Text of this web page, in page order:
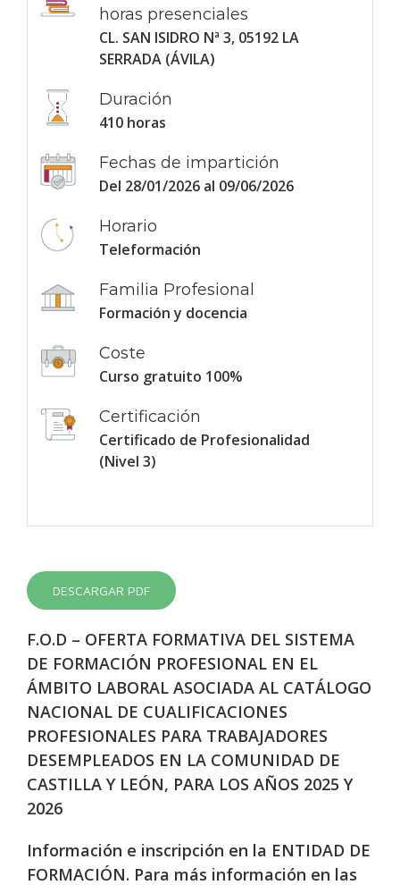
horas presenciales
CL. SAN ISIDRO Nª 3, 05192 LA
SERRADA (ÁVILA)
Duración
410 horas
Fechas de impartición
Del 28/01/2026 al 09/06/2026
Horario
Teleformación
Familia Profesional
Formación y docencia
Coste
Curso gratuito 100%
Certificación
Certificado de Profesionalidad
(Nivel 3)
DESCARGAR PDF
F.O.D – OFERTA FORMATIVA DEL SISTEMA
DE FORMACIÓN PROFESIONAL EN EL
ÁMBITO LABORAL ASOCIADA AL CATÁLOGO
NACIONAL DE CUALIFICACIONES
PROFESIONALES PARA TRABAJADORES
DESEMPLEADOS EN LA COMUNIDAD DE
CASTILLA Y LEÓN, PARA LOS AÑOS 2025 Y
2026
Información e inscripción en la ENTIDAD DE
FORMACIÓN. Para más información en las